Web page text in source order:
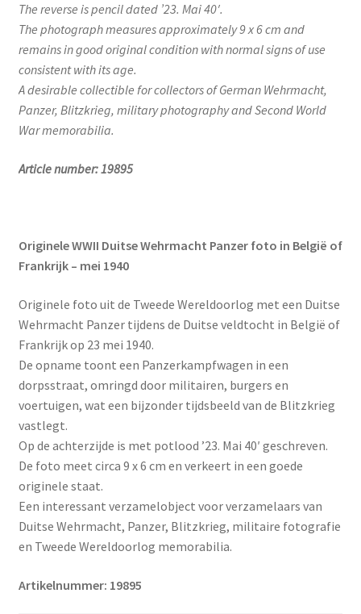
The reverse is pencil dated ’23. Mai 40′.
The photograph measures approximately 9 x 6 cm and
remains in good original condition with normal signs of use
consistent with its age.
A desirable collectible for collectors of German Wehrmacht,
Panzer, Blitzkrieg, military photography and Second World
War memorabilia.
Article number: 19895
Originele WWII Duitse Wehrmacht Panzer foto in België of
Frankrijk – mei 1940
Originele foto uit de Tweede Wereldoorlog met een Duitse
Wehrmacht Panzer tijdens de Duitse veldtocht in België of
Frankrijk op 23 mei 1940.
De opname toont een Panzerkampfwagen in een
dorpsstraat, omringd door militairen, burgers en
voertuigen, wat een bijzonder tijdsbeeld van de Blitzkrieg
vastlegt.
Op de achterzijde is met potlood ’23. Mai 40′ geschreven.
De foto meet circa 9 x 6 cm en verkeert in een goede
originele staat.
Een interessant verzamelobject voor verzamelaars van
Duitse Wehrmacht, Panzer, Blitzkrieg, militaire fotografie
en Tweede Wereldoorlog memorabilia.
Artikelnummer: 19895